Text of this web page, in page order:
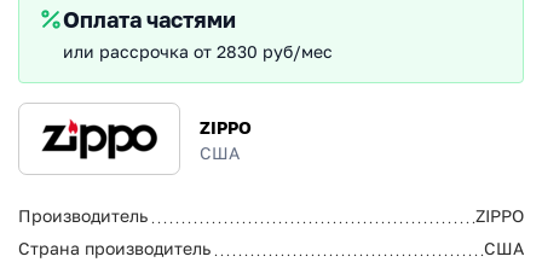
ZIPPO
США
Производитель
ZIPPO
Страна производитель
США
Оплата частями
или рассрочка от 2830 руб/мес